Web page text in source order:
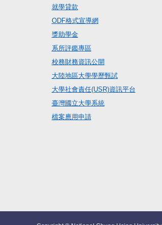
就學貸款
ODF格式宣導網
獎助學金
系所評鑑專區
校務財務資訊公開
大陸地區大學學歷甄試
大學社會責任(USR)資訊平台
臺灣國立大學系統
檔案應用申請